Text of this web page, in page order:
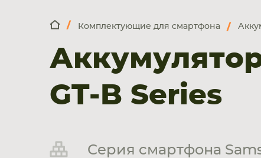
НОУТБУКА
ПЛАНШЕТА
Комплектующие для смартфона
GT-B Series
Серия смартфона